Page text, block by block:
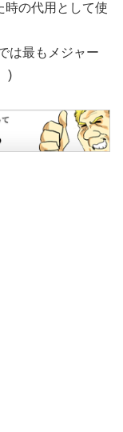
時の代用として使
は最もメジャー
)